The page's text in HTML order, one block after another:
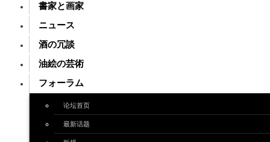
書家と画家
ニュース
酒の冗談
油絵の芸術
フォーラム
论坛首页
最新话题